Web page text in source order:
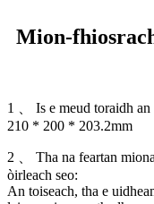
Mion-
1 、 Is e meud toraidh
210 * 200 * 203.2mm
2 、 Tha na feartan
òirleach seo:
An toiseach, tha e